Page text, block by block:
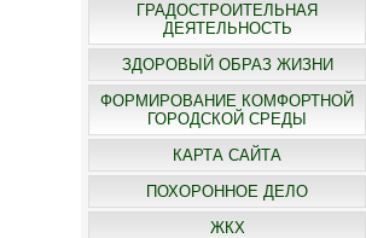
ГРАДОСТРОИТЕЛЬНАЯ
ДЕЯТЕЛЬНОСТЬ
ЗДОРОВЫЙ ОБРАЗ ЖИЗНИ
ФОРМИРОВАНИЕ КОМФОРТНОЙ
ГОРОДСКОЙ СРЕДЫ
КАРТА САЙТА
ПОХОРОННОЕ ДЕЛО
ЖКХ